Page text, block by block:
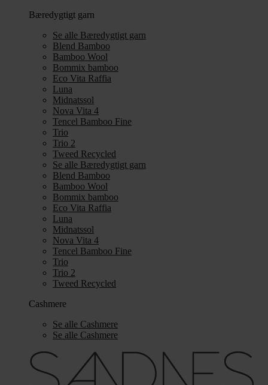
Bæredygtigt garn
Se alle Bæredygtigt garn
Blend Bamboo
Bamboo Wool
Bommix bamboo
Eco Vita Raffia
Luna
Midnatssol
Nova Vita 4
Tencel Bamboo Fine
Trio
Trio 2
Tweed Recycled
Se alle Bæredygtigt garn
Blend Bamboo
Bamboo Wool
Bommix bamboo
Eco Vita Raffia
Luna
Midnatssol
Nova Vita 4
Tencel Bamboo Fine
Trio
Trio 2
Tweed Recycled
Cashmere
Se alle Cashmere
Se alle Cashmere